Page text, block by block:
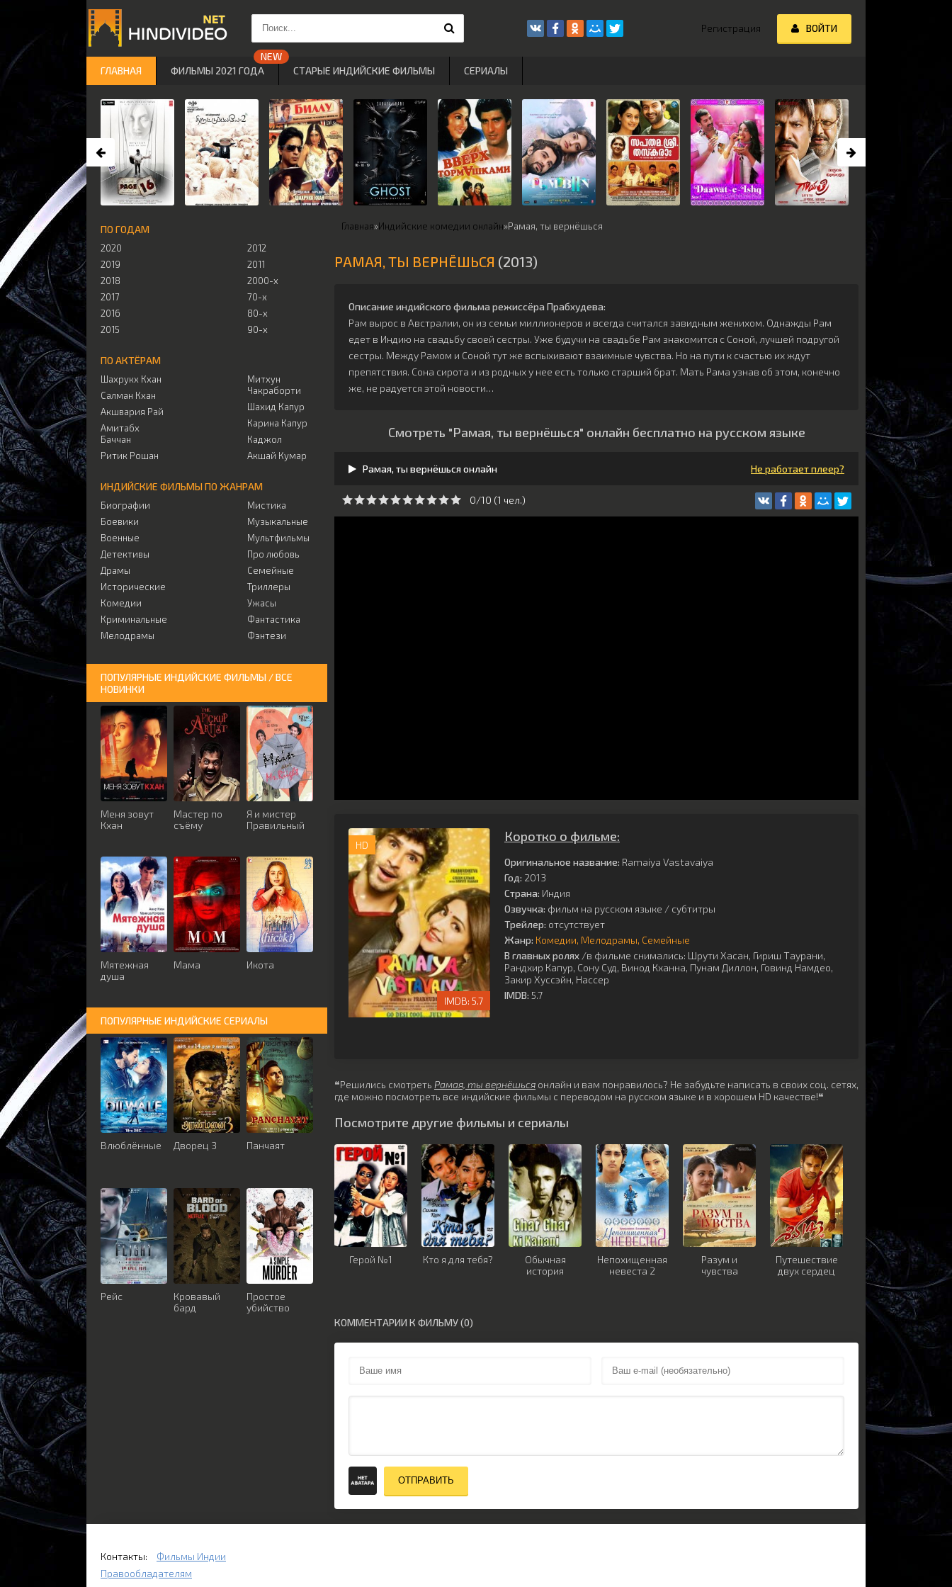
Главная»Индийские комедии онлайн»Рамая, ты вернёшься
РАМАЯ, ТЫ ВЕРНЁШЬСЯ (2013)
Описание индийского фильма режиссёра Прабхудева:
Рам вырос в Австралии, он из семьи миллионеров и всегда считался завидным женихом. Однажды Рам
едет в Индию на свадьбу своей сестры. Уже будучи на свадьбе Рам знакомится с Соной, лучшей подругой
сестры. Между Рамом и Соной тут же вспыхивают взаимные чувства. Но на пути к счастью их ждут
препятствия. Сона сирота и из родных у нее есть только старший брат. Мать Рама узнав об этом, конечно
же, не радуется этой новости…
Смотреть "Рамая, ты вернёшься" онлайн бесплатно на русском языке
Рамая, ты вернёшься онлайн Не работает плеер?
0/10 (1 чeл.)
HD
5.7
Коротко о фильме:
Оригинальное название: Ramaiya Vastavaiya
Год: 2013
Страна: Индия
Озвучка: фильм на русском языке / субтитры
Трейлер: отсутствует
Жанр: Комедии Мелодрамы Семейные
В главных ролях /в фильме снимались: Шрути Хасан, Гириш Таурани,
Рандхир Капур, Сону Суд, Винод Кханна, Пунам Диллон, Говинд Намдео,
Закир Хуссэйн, Нассер
IMDB: 5.7
❝Решились смотреть Рамая, ты вернёшься онлайн и вам понравилось? Не забудьте написать в своих соц. сетях,
где можно посмотреть все индийские фильмы с переводом на русском языке и в хорошем HD качестве!❝
Посмотрите другие фильмы и сериалы
Герой №1 Кто я для тебя?
Обычная
история
Непохищенная
невеста 2
Разум и
чувства
Путешествие
двух сердец
КОММЕНТАРИИ К ФИЛЬМУ (0)
ОТПРАВИТЬ
ПО ГОДАМ
2020
2019
2018
2017
2016
2015
2012
2011
2000-х
70-х
80-х
90-х
ПО АКТЁРАМ
Шахрукх Кхан
Салман Кхан
Акшвария Рай
Амитабх
Баччан
Ритик Рошан
Митхун
Чакраборти
Шахид Капур
Карина Капур
Каджол
Акшай Кумар
ИНДИЙСКИЕ ФИЛЬМЫ ПО ЖАНРАМ
Биографии
Боевики
Военные
Детективы
Драмы
Исторические
Комедии
Криминальные
Мелодрамы
Мистика
Музыкальные
Мультфильмы
Про любовь
Семейные
Триллеры
Ужасы
Фантастика
Фэнтези
ПОПУЛЯРНЫЕ ИНДИЙСКИЕ ФИЛЬМЫ / ВСЕ
НОВИНКИ
Меня зовут
Кхан
Мастер по
съёму
Я и мистер
Правильный
Мятежная
душа
Мама Икота
ПОПУЛЯРНЫЕ ИНДИЙСКИЕ СЕРИАЛЫ
Влюблённые Дворец 3 Панчаят
Рейс
Кровавый
бард
Простое
убийство
Регистрация ВОЙТИ
ГЛАВНАЯ ФИЛЬМЫ 2021 ГОДА СТАРЫЕ ИНДИЙСКИЕ ФИЛЬМЫ СЕРИАЛЫ
Контакты:
Фильмы Индии
Правообладателям